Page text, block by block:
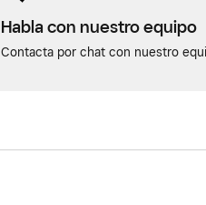
Habla con nuestro equipo
Contacta por chat con nuestro